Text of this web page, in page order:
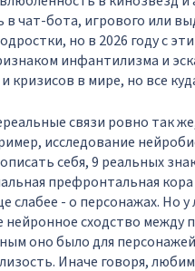
чат-бота, игрового или
но в 2026 году с
инфантилизма и
кризисов в мире, но все
связи ровно так
исследование
себя, 9 реальных
префронтальная кора
слабее - о персонажах. Но
сходство между
оно было для
Иначе говоря,